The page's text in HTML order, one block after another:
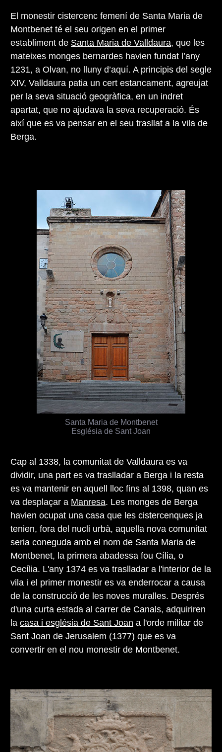
El monestir cistercenc femení de Santa Maria de
Montbenet té el seu origen en el primer
establiment de Santa Maria de Valldaura, que les
mateixes monges bernardes havien fundat l’any
1231, a Olvan, no lluny d’aquí. A principis del segle
XIV, Valldaura patia un cert estancament, agreujat
per la seva situació geogràfica, en un indret
apartat, que no ajudava la seva recuperació. És
així que es va pensar en el seu trasllat a la vila de
Berga.
Santa Maria de Montbenet
Església de Sant Joan
Cap al 1338, la comunitat de Valldaura es va
dividir, una part es va traslladar a Berga i la resta
es va mantenir en aquell lloc fins al 1398, quan es
va desplaçar a Manresa. Les monges de Berga
havien ocupat una casa que les cistercenques ja
tenien, fora del nucli urbà, aquella nova comunitat
seria coneguda amb el nom de Santa Maria de
Montbenet, la primera abadessa fou Cília, o
Cecília. L'any 1374 es va traslladar a l'interior de la
vila i el primer monestir es va enderrocar a causa
de la construcció de les noves muralles. Després
d'una curta estada al carrer de Canals, adquiriren
la casa i església de Sant Joan a l'orde militar de
Sant Joan de Jerusalem (1377) que es va
convertir en el nou monestir de Montbenet.